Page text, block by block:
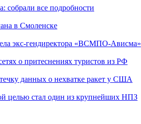
собрали все подробности
в Смоленске
экс-гендиректора «ВСМПО-Ависма»
о притеснениях туристов из РФ
данных о нехватке ракет у США
целью стал один из крупнейших НПЗ